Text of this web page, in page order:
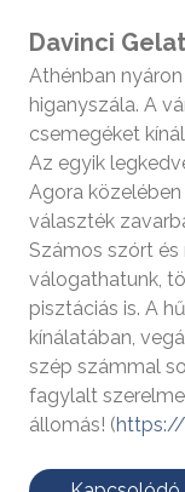
Davinci
Athénban
higanyszála. A
csemegéket
Az egyik
Agora
választék
Számos szórt
válogathatunk,
pisztáciás is. A
kínálatában,
szép számmal
fagylalt
állomás! (